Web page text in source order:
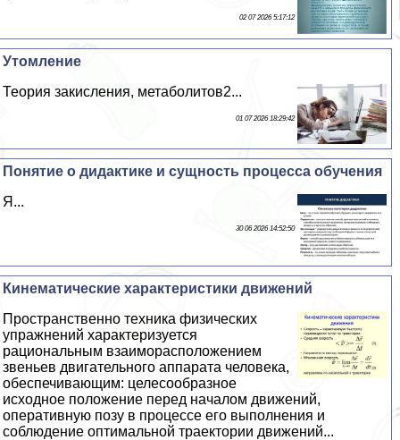
02 07 2026 5:17:12
Утомление
Теория закисления, метаболитов2...
01 07 2026 18:29:42
Понятие о дидактике и сущность процесса обучения
Я...
30 06 2026 14:52:50
Кинематические хаpaктеристики движений
Прострaнcтвенно техника физических
упражнений хаpaктеризуется
рациональным взаиморасположением
звеньев двигательного аппарата человека,
обеспечивающим: целесообразное
исходное положение перед началом движений,
оперативную позу в процессе его выполнения и
соблюдение оптимальной траектории движений...